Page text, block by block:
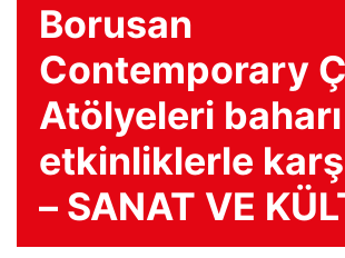
Borusan
Contemporary
Atölyeleri
etkinliklerle
– SANAT VE